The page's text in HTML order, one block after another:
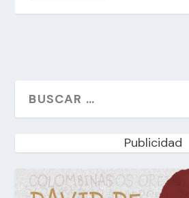
Publicidad